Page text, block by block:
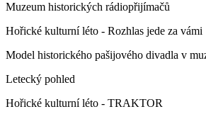
Muzeum historických rádiopřijímačů
Hořické kulturní léto - Rozhlas jede za vámi
Model historického pašijového divadla v
Letecký pohled
Hořické kulturní léto - TRAKTOR